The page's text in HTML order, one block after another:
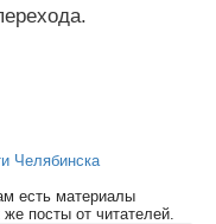
Челябинска
есть материалы
посты от читателей.